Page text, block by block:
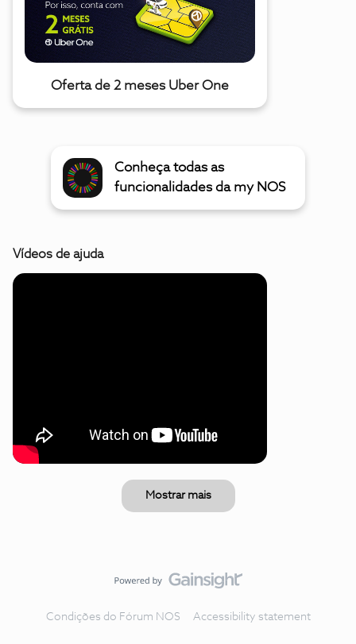
Oferta de 2 meses Uber One
Conheça todas as
funcionalidades da my NOS
Vídeos de ajuda
Mostrar mais
Condições do Fórum NOS Accessibility statement